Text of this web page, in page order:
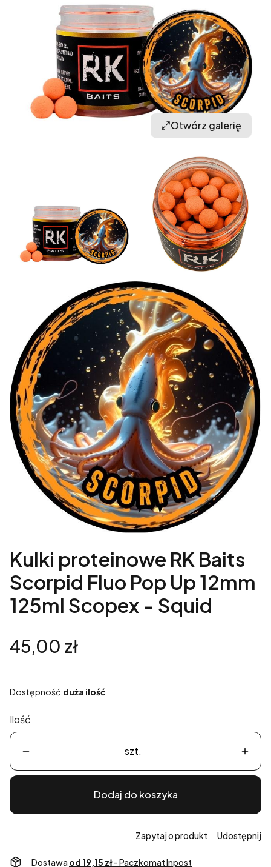
Otwórz galerię
Kulki proteinowe RK Baits
Scorpid Fluo Pop Up 12mm
125ml Scopex - Squid
Cena
45,00 zł
Dostępność:duża ilość
Ilość
szt.
Dodaj do koszyka
Zapytaj o produkt Udostępnij
Dostawa od 19,15 zł- Paczkomat Inpost